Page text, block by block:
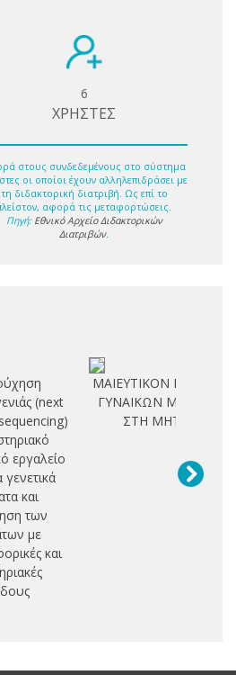
6
ΧΡΗΣΤΕΣ
στους συνδεδεμένους στο σύστημα
οι οποίοι έχουν αλληλεπιδράσει με
τη διδακτορική διατριβή. Ως επί το
αφορά τις μεταφορτώσεις.
Πηγή: Εθνικό Αρχείο Διδακτορικών
Διατριβών.
(next
εργαλείο
και
των
με
και
ΜΑΙΕΥΤΙΚΟΝ ΜΕΛΛΟΝ
ΓΥΝΑΙΚΩΝ ΜΕ ΟΥΛΗ
ΣΤΗ ΜΗΤΡΑ